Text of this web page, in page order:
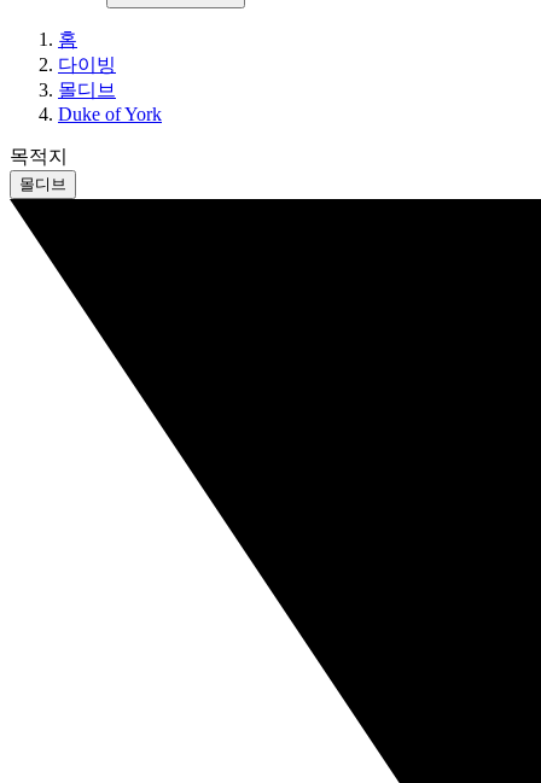
홈
다이빙
몰디브
Duke of York
목적지
몰디브